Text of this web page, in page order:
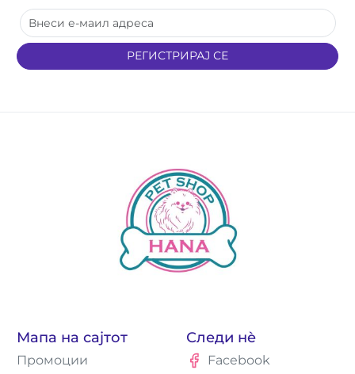
РЕГИСТРИРАЈ СЕ
Мапа на сајтот
Промоции
Следи нè
Facebook